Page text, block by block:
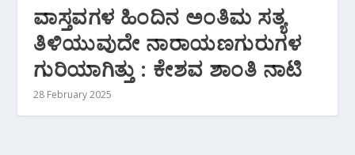
ವಾಸ್ತವಗಳ ಹಿಂದಿನ ಅಂತಿಮ ಸತ್ಯ
ತಿಳಿಯುವುದೇ ನಾರಾಯಣಗುರುಗಳ
ಗುರಿಯಾಗಿತ್ತು : ಕೇಶವ ಶಾಂತಿ ನಾಟಿ
28 February 2025